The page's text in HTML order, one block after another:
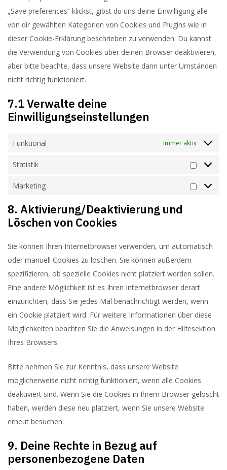
„Save preferences“ klickst, gibst du uns deine Einwilligung alle
von dir gewählten Kategorien von Cookies und Plugins wie in
dieser Cookie-Erklärung beschrieben zu verwenden. Du kannst
die Verwendung von Cookies über deinen Browser deaktivieren,
aber bitte beachte, dass unsere Website dann unter Umständen
nicht richtig funktioniert.
7.1 Verwalte deine
Einwilligungseinstellungen
Funktional Immer aktiv
Statistik
Marketing
8. Aktivierung/Deaktivierung und
Löschen von Cookies
Sie können Ihren Internetbrowser verwenden, um automatisch
oder manuell Cookies zu löschen. Sie können außerdem
spezifizieren, ob spezielle Cookies nicht platziert werden sollen.
Eine andere Möglichkeit ist es Ihren Internetbrowser derart
einzurichten, dass Sie jedes Mal benachrichtigt werden, wenn
ein Cookie platziert wird. Für weitere Informationen über diese
Möglichkeiten beachten Sie die Anweisungen in der Hilfesektion
Ihres Browsers.
Bitte nehmen Sie zur Kenntnis, dass unsere Website
möglicherweise nicht richtig funktioniert, wenn alle Cookies
deaktiviert sind. Wenn Sie die Cookies in Ihrem Browser gelöscht
haben, werden diese neu platziert, wenn Sie unsere Website
erneut besuchen.
9. Deine Rechte in Bezug auf
personenbezogene Daten